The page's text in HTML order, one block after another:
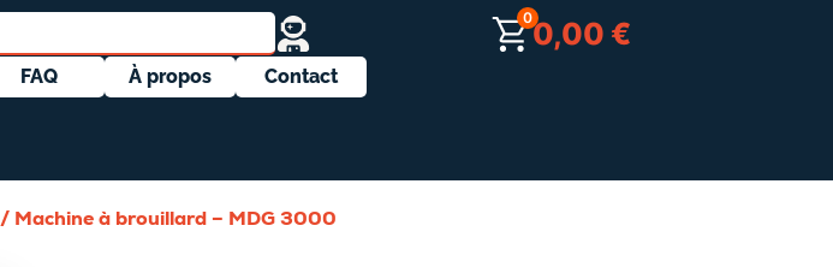
00,00 €
FAQ À propos Contact
/ Machine à brouillard – MDG 3000